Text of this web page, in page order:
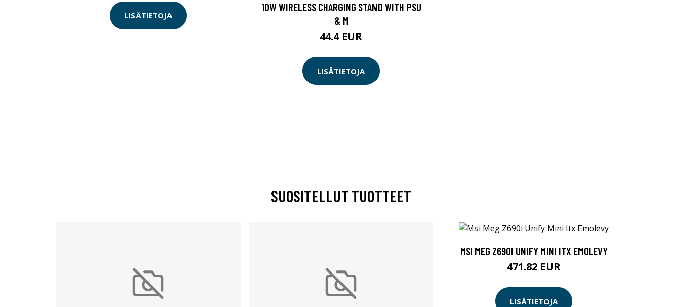
LISÄTIETOJA
10W WIRELESS CHARGING STAND WITH PSU
& M
44.4 EUR
LISÄTIETOJA
SUOSITELLUT TUOTTEET
MSI MEG Z690I UNIFY MINI ITX EMOLEVY
471.82 EUR
LISÄTIETOJA